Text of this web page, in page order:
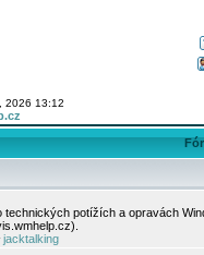
2026 13:12
technických potížích a opravách
jacktalking